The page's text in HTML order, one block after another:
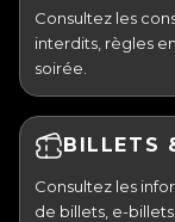
Consultez les
interdits, règles
soirée.
BILLETS
Consultez les
de billets, e-